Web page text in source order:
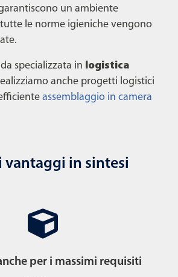
un ambiente
le norme igieniche vengono
specializzata in logistica
anche progetti logistici
assemblaggio in camera
vantaggi in sintesi
per i massimi requisiti